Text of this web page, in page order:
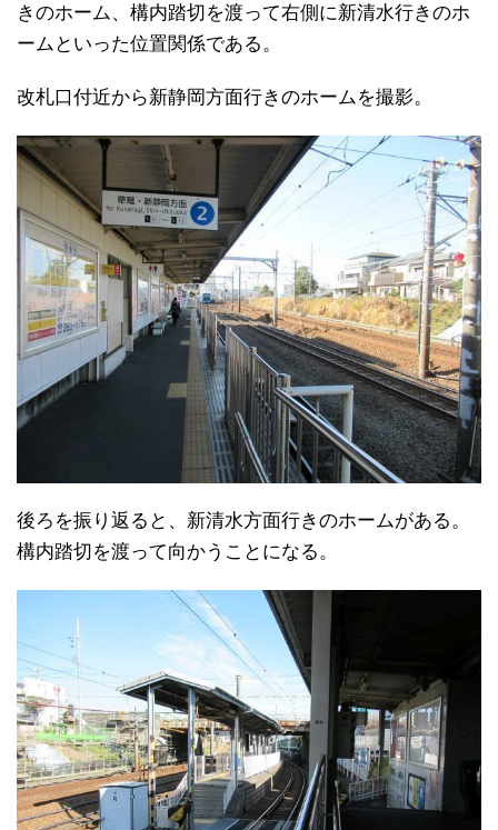
きのホーム、構内踏切を渡って右側に新清水行きのホ
ームといった位置関係である。
改札口付近から新静岡方面行きのホームを撮影。
後ろを振り返ると、新清水方面行きのホームがある。
構内踏切を渡って向かうことになる。